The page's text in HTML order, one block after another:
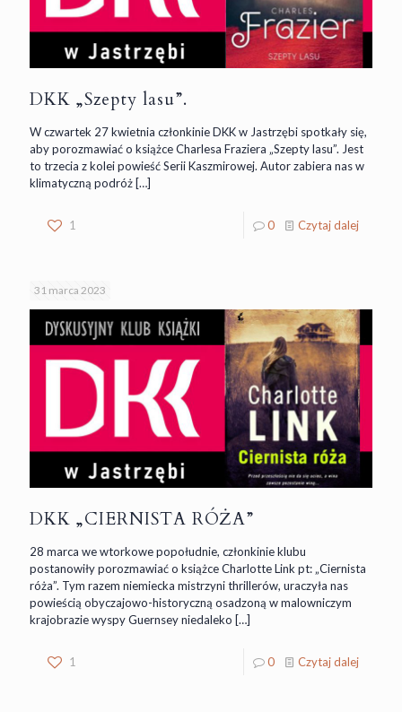
DKK „Szepty lasu”.
W czwartek 27 kwietnia członkinie DKK w Jastrzębi spotkały się,
aby porozmawiać o książce Charlesa Fraziera „Szepty lasu”. Jest
to trzecia z kolei powieść Serii Kaszmirowej. Autor zabiera nas w
klimatyczną podróż […]
1 0 Czytaj dalej
31 marca 2023
DKK „CIERNISTA RÓŻA”
28 marca we wtorkowe popołudnie, członkinie klubu
postanowiły porozmawiać o książce Charlotte Link pt: „Ciernista
róża”. Tym razem niemiecka mistrzyni thrillerów, uraczyła nas
powieścią obyczajowo-historyczną osadzoną w malowniczym
krajobrazie wyspy Guernsey niedaleko […]
1 0 Czytaj dalej